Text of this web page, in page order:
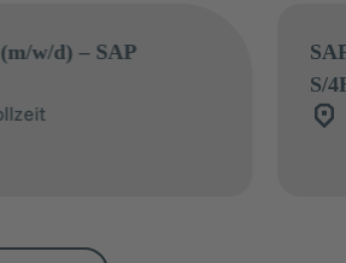
SAP Retail Berater (m/w/d) – SAP
S/4HANA Retail & CAR Consultant
Salzburg